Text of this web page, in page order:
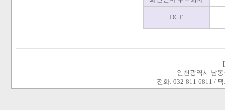
DCT
인천광역시 남
전화: 032-811-6811 /